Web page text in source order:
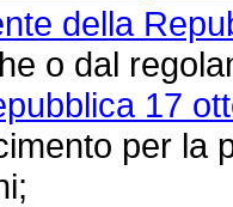
della
o dal
17
per la